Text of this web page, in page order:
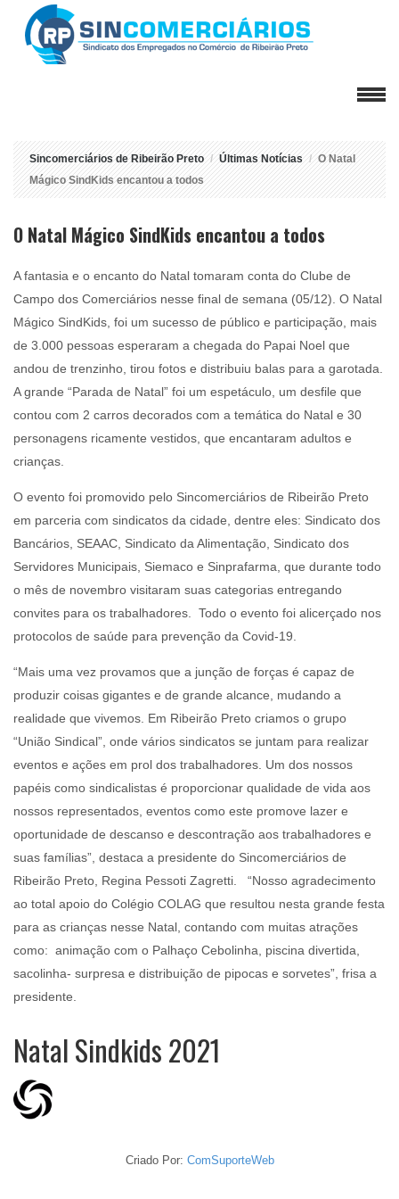
Sincomerciários de Ribeirão Preto Últimas Notícias
O Natal
Mágico SindKids encantou a todos
O Natal Mágico SindKids encantou a todos
A fantasia e o encanto do Natal tomaram conta do Clube de
Campo dos Comerciários nesse final de semana (05/12). O Natal
Mágico SindKids, foi um sucesso de público e participação, mais
de 3.000 pessoas esperaram a chegada do Papai Noel que
andou de trenzinho, tirou fotos e distribuiu balas para a garotada.
A grande “Parada de Natal” foi um espetáculo, um desfile que
contou com 2 carros decorados com a temática do Natal e 30
personagens ricamente vestidos, que encantaram adultos e
crianças.
O evento foi promovido pelo Sincomerciários de Ribeirão Preto
em parceria com sindicatos da cidade, dentre eles: Sindicato dos
Bancários, SEAAC, Sindicato da Alimentação, Sindicato dos
Servidores Municipais, Siemaco e Sinprafarma, que durante todo
o mês de novembro visitaram suas categorias entregando
convites para os trabalhadores. Todo o evento foi alicerçado nos
protocolos de saúde para prevenção da Covid-19.
“Mais uma vez provamos que a junção de forças é capaz de
produzir coisas gigantes e de grande alcance, mudando a
realidade que vivemos. Em Ribeirão Preto criamos o grupo
“União Sindical”, onde vários sindicatos se juntam para realizar
eventos e ações em prol dos trabalhadores. Um dos nossos
papéis como sindicalistas é proporcionar qualidade de vida aos
nossos representados, eventos como este promove lazer e
oportunidade de descanso e descontração aos trabalhadores e
suas famílias”, destaca a presidente do Sincomerciários de
Ribeirão Preto, Regina Pessoti Zagretti. “Nosso agradecimento
ao total apoio do Colégio COLAG que resultou nesta grande festa
para as crianças nesse Natal, contando com muitas atrações
como: animação com o Palhaço Cebolinha, piscina divertida,
sacolinha- surpresa e distribuição de pipocas e sorvetes”, frisa a
presidente.
Natal Sindkids 2021
Criado Por: ComSuporteWeb